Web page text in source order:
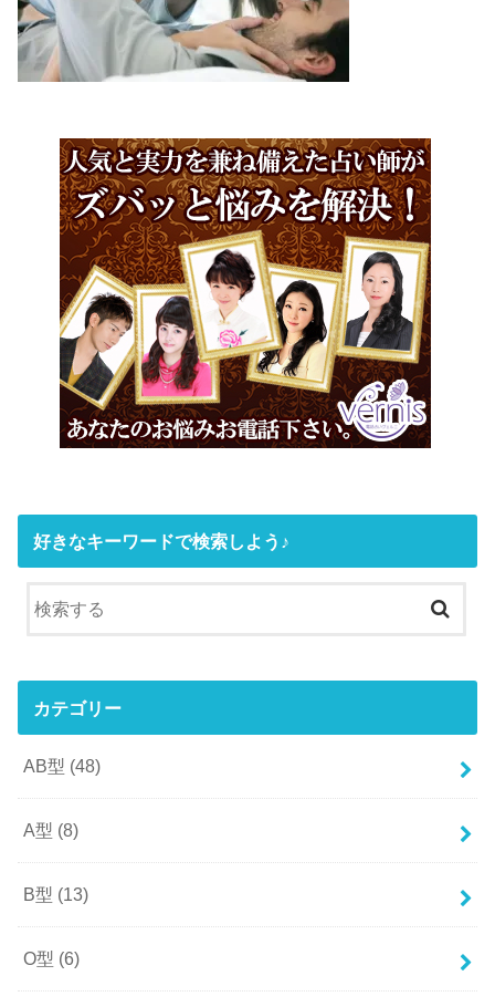
好きなキーワードで検索しよう♪
カテゴリー
AB型 (48)
A型 (8)
B型 (13)
O型 (6)